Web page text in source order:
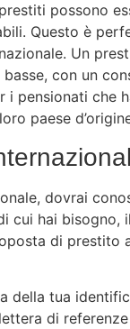
possono
Questo è
Un
con un
pensionati che
paese
dovrai
cui hai bisogno,
di prestito
della tua
di